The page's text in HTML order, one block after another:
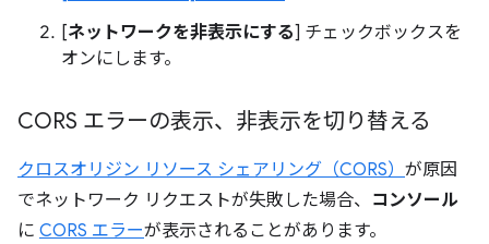
[ネットワークを非表示にする] チェックボックスを
オンにします。
CORS エラーの表示、非表示を切り替える
クロスオリジン リソース シェアリング（CORS） が原因
でネットワーク リクエストが失敗した場合、 コンソール
に CORS エラーが表示されることがあります。